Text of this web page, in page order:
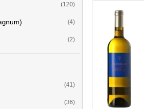
(120)
(4)
(2)
(41)
(36)